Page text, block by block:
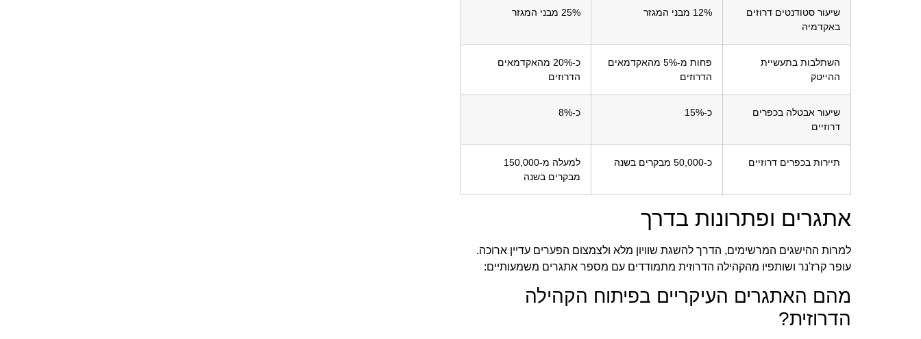
שיעור סטודנטים דרוזים
באקדמיה
12% מבני המגזר 25% מבני המגזר
השתלבות בתעשיית
ההייטק
פחות מ-5% מהאקדמאים
הדרוזים
כ-20% מהאקדמאים
הדרוזים
שיעור אבטלה בכפרים
דרוזיים
כ-15% כ-8%
תיירות בכפרים דרוזיים כ-50,000 מבקרים בשנה
למעלה מ-150,000
מבקרים בשנה
אתגרים ופתרונות בדרך
למרות ההישגים המרשימים, הדרך להשגת שוויון מלא ולצמצום הפערים עדיין ארוכה.
עופר קרז'נר ושותפיו מהקהילה הדרוזית מתמודדים עם מספר אתגרים משמעותיים:
מהם האתגרים העיקריים בפיתוח הקהילה
הדרוזית?